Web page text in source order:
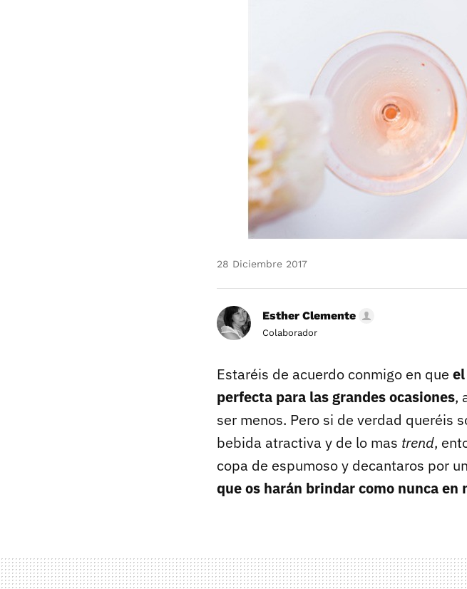
28 Diciembre 2017
Esther Clemente
Colaborador
Estaréis de acuerdo conmigo en que
perfecta para las grandes ocasiones,
ser menos. Pero si de verdad queréis
bebida atractiva y de lo mas trend,
copa de espumoso y decantaros por
que os harán brindar como nunca en